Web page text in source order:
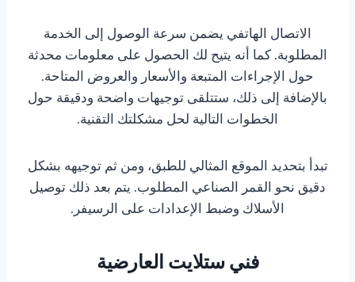
الاتصال الهاتفي يضمن سرعة الوصول إلى الخدمة
المطلوبة. كما أنه يتيح لك الحصول على معلومات محدثة
حول الإجراءات المتبعة والأسعار والعروض المتاحة.
بالإضافة إلى ذلك، ستتلقى توجيهات واضحة ودقيقة حول
الخطوات التالية لحل مشكلتك التقنية.
تبدأ بتحديد الموقع المثالي للطبق، ومن ثم توجيهه بشكل
دقيق نحو القمر الصناعي المطلوب. يتم بعد ذلك توصيل
الأسلاك وضبط الإعدادات على الرسيفر.
فني ستلايت العارضية